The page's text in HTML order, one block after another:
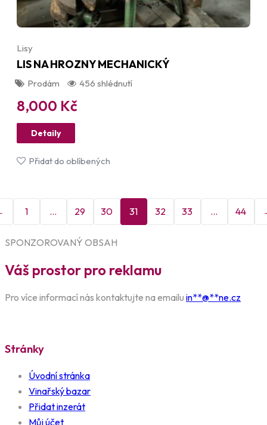
Lisy
LIS NA HROZNY MECHANICKÝ
Prodám 456 shlédnutí
8,000 Kč
Detaily
Přidat do oblíbených
1 … 29 30 31 32 33 … 44
SPONZOROVANÝ OBSAH
Váš prostor pro reklamu
Pro více informací nás kontaktujte na emailu in**@**ne.cz
Stránky
Úvodní stránka
Vinařský bazar
Přidat inzerát
Můj účet